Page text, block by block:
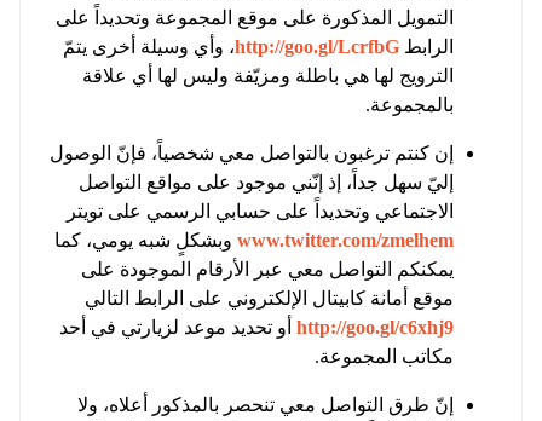
التمويل المذكورة على موقع المجموعة وتحديداً على
الرابط http://goo.gl/LcrfbG، وأي وسيلة أخرى يتمّ
الترويج لها هي باطلة ومزيّفة وليس لها أي علاقة
بالمجموعة.
إن كنتم ترغبون بالتواصل معي شخصياً، فإنّ الوصول
إليّ سهل جداً، إذ إنّني موجود على مواقع التواصل
الاجتماعي وتحديداً على حسابي الرسمي على تويتر
www.twitter.com/zmelhem وبشكلٍ شبه يومي، كما
يمكنكم التواصل معي عبر الأرقام الموجودة على
موقع أمانة كابيتال الإلكتروني على الرابط التالي
http://goo.gl/c6xhj9 أو تحديد موعد لزيارتي في أحد
مكاتب المجموعة.
إنّ طرق التواصل معي تنحصر بالمذكور أعلاه، ولا